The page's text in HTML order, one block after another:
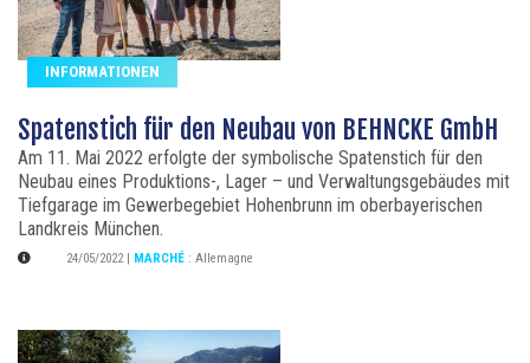
INFORMATIONEN
Spatenstich für den Neubau von BEHNCKE GmbH
Am 11. Mai 2022 erfolgte der symbolische Spatenstich für den
Neubau eines Produktions-, Lager – und Verwaltungsgebäudes mit
Tiefgarage im Gewerbegebiet Hohenbrunn im oberbayerischen
Landkreis München.
24/05/2022 MARCHÉ : Allemagne